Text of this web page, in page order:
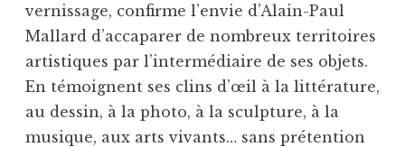
vernissage, confirme l’envie d’Alain-Paul
Mallard d’accaparer de nombreux territoires
artistiques par l’intermédiaire de ses objets.
En témoignent ses clins d’œil à la littérature,
au dessin, à la photo, à la sculpture, à la
musique, aux arts vivants… sans prétention